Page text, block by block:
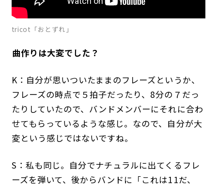
tricot「おとずれ」
――曲作りは大変でした？
K：自分が思いついたままのフレーズというか、
フレーズの時点で５拍子だったり、8分の７だっ
たりしていたので、バンドメンバーにそれに合わ
せてもらっているような感じ。なので、自分が大
変という感じではないですね。
S：私も同じ。自分でナチュラルに出てくるフレ
ーズを弾いて、後からバンドに「これは11だ、